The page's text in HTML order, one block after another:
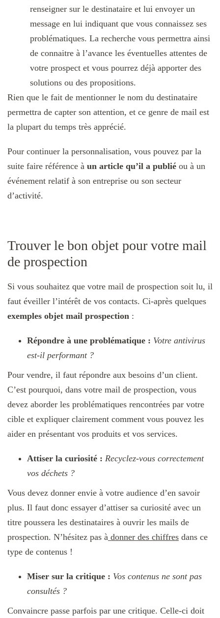
renseigner sur le destinataire et lui envoyer un
message en lui indiquant que vous connaissez ses
problématiques. La recherche vous permettra ainsi
de connaitre à l’avance les éventuelles attentes de
votre prospect et vous pourrez déjà apporter des
solutions ou des propositions.
Rien que le fait de mentionner le nom du destinataire
permettra de capter son attention, et ce genre de mail est
la plupart du temps très apprécié.
Pour continuer la personnalisation, vous pouvez par la
suite faire référence à un article qu’il a publié ou à un
événement relatif à son entreprise ou son secteur
d’activité.
Trouver le bon objet pour votre mail
de prospection
Si vous souhaitez que votre mail de prospection soit lu, il
faut éveiller l’intérêt de vos contacts. Ci-après quelques
exemples objet mail prospection :
Répondre à une problématique : Votre antivirus
est-il performant ?
Pour vendre, il faut répondre aux besoins d’un client.
C’est pourquoi, dans votre mail de prospection, vous
devez aborder les problématiques rencontrées par votre
cible et expliquer clairement comment vous pouvez les
aider en présentant vos produits et vos services.
Attiser la curiosité : Recyclez-vous correctement
vos déchets ?
Vous devez donner envie à votre audience d’en savoir
plus. Il faut donc essayer d’attiser sa curiosité avec un
titre poussera les destinataires à ouvrir les mails de
prospection. N’hésitez pas à donner des chiffres dans ce
type de contenus !
Miser sur la critique : Vos contenus ne sont pas
consultés ?
Convaincre passe parfois par une critique. Celle-ci doit